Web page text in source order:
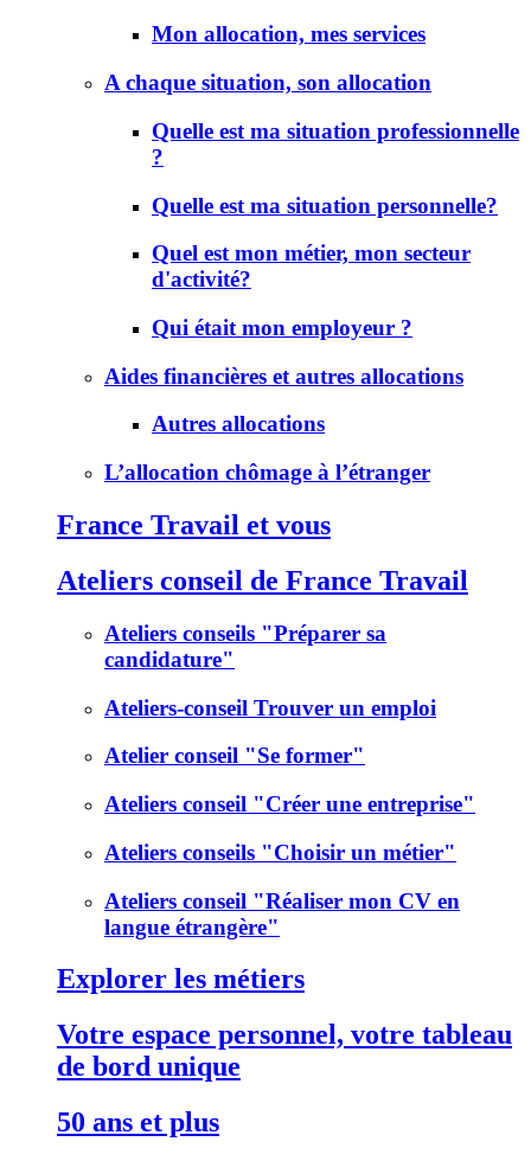
Mon allocation, mes services
A chaque situation, son allocation
Quelle est ma situation professionnelle
?
Quelle est ma situation personnelle?
Quel est mon métier, mon secteur
d'activité?
Qui était mon employeur ?
Aides financières et autres allocations
Autres allocations
L’allocation chômage à l’étranger
France Travail et vous
Ateliers conseil de France Travail
Ateliers conseils "Préparer sa
candidature"
Ateliers-conseil Trouver un emploi
Atelier conseil "Se former"
Ateliers conseil "Créer une entreprise"
Ateliers conseils "Choisir un métier"
Ateliers conseil "Réaliser mon CV en
langue étrangère"
Explorer les métiers
Votre espace personnel, votre tableau
de bord unique
50 ans et plus